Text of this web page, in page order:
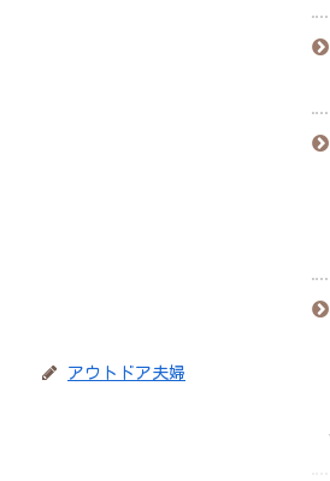
アウトドア夫婦